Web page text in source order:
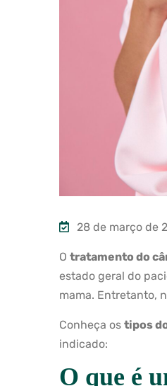
28 de março de
O tratamento do
estado geral do
mama. Entretanto,
Conheça os tipos
indicado:
O que é